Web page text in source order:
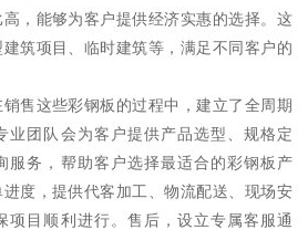
，能够为客户提供经济实惠的选择。这
筑项目、临时建筑等，满足不同客户的
销售这些彩钢板的过程中，建立了全周期
业团队会为客户提供产品选型、规格定
服务，帮助客户选择最适合的彩钢板产
度，提供代客加工、物流配送、现场安
项目顺利进行。售后，设立专属客服通